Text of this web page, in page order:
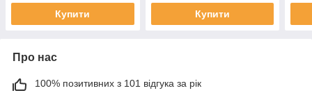
Купити Купити
Про нас
100% позитивних з 101 відгука за рік